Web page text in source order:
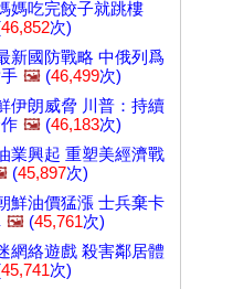
媽吃完餃子就跳樓
46,852次)
新國防戰略 中俄列爲
🖼️ (46,499次)
伊朗威脅 川普：持續
🖼️ (46,183次)
業興起 重塑美經濟戰
(45,897次)
鮮油價猛漲 士兵棄卡
🖼️ (45,761次)
網絡遊戲 殺害鄰居體
45,741次)